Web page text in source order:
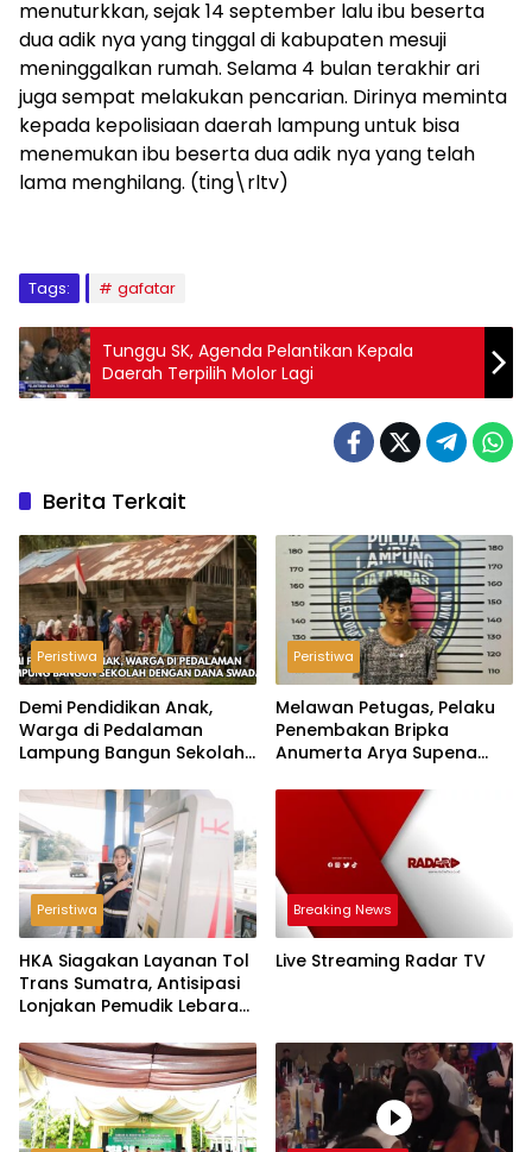
menuturkkan, sejak 14 september lalu ibu beserta
dua adik nya yang tinggal di kabupaten mesuji
meninggalkan rumah. Selama 4 bulan terakhir ari
juga sempat melakukan pencarian. Dirinya meminta
kepada kepolisiaan daerah lampung untuk bisa
menemukan ibu beserta dua adik nya yang telah
lama menghilang. (ting\rltv)
Tags: gafatar
Tunggu SK, Agenda Pelantikan Kepala
Daerah Terpilih Molor Lagi
Berita Terkait
Peristiwa
Demi Pendidikan Anak,
Warga di Pedalaman
Lampung Bangun Sekolah
Peristiwa
Melawan Petugas, Pelaku
Penembakan Bripka
Anumerta Arya Supena
Hantu
Peristiwa
HKA Siagakan Layanan Tol
Trans Sumatra, Antisipasi
Lonjakan Pemudik Lebaran
Breaking News
Live Streaming Radar TV